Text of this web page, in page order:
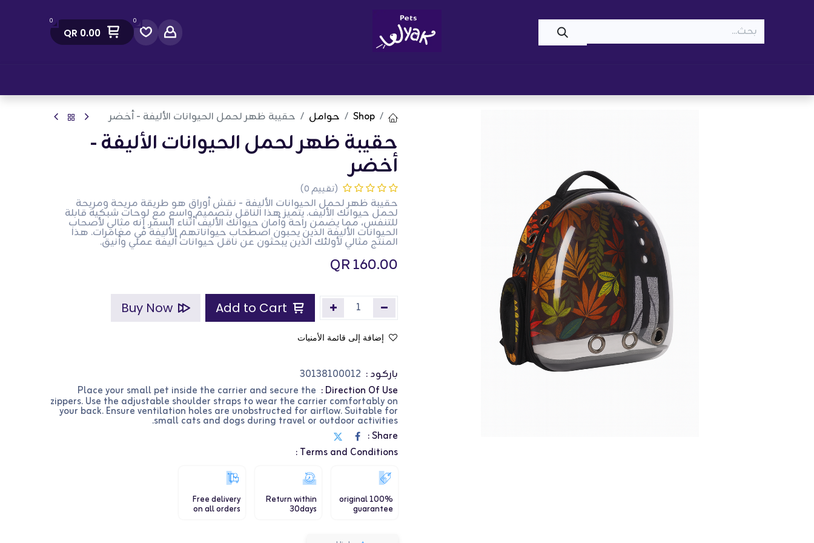
0
0
0.00
Shop حوامل حقيبة ظهر لحمل الحيوانات الأليفة - أخضر
حقيبة ظهر لحمل الحيوانات الأليفة -
أخضر
(تقييم 0)
حقيبة ظهر لحمل الحيوانات الأليفة - نقش أوراق هو طريقة مريحة ومريحة
لحمل حيوانك الأليف. يتميز هذا الناقل بتصميم واسع مع لوحات شبكية قابلة
للتنفس، مما يضمن راحة وأمان حيوانك الأليف أثناء السفر. إنه مثالي لأصحاب
الحيوانات الأليفة الذين يحبون اصطحاب حيواناتهم الأليفة في مغامرات. هذا
المنتج مثالي لأولئك الذين يبحثون عن ناقل حيوانات أليفة عملي وأنيق.
160.00
Buy Now
إضافة إلى قائمة الأمنيات
باركود : 30138100012
Direction Of Use :
Place your small pet inside the carrier and secure the
zippers. Use the adjustable shoulder straps to wear the carrier comfortably on
your back. Ensure ventilation holes are unobstructed for airflow. Suitable for
small cats and dogs during travel or outdoor activities.
Share :
Terms and Conditions :
100% original
guarantee
Return within
30days
Free delivery
on all orders